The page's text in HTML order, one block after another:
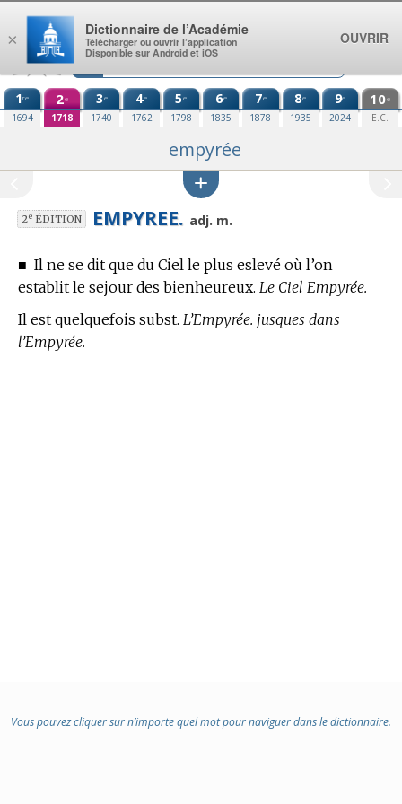
Aller au contenu
1re
1694
2e
1718
3e
1740
4e
1762
5e
1798
6e
1835
7e
1878
8e
1935
9e
2024
10e
E.C.
empyrée
2eÉDITION EMPYREE. adj. m.
■ Il ne se dit que du Ciel le plus eslevé où l’on
establit le sejour des bienheureux. Le Ciel Empyrée.
Il est quelquefois subst. L’Empyrée. jusques dans
l’Empyrée.
Vous pouvez cliquer sur n’importe quel mot pour naviguer dans le dictionnaire.
×
Dictionnaire de l’Académie
Télécharger ou ouvrir l’application
Disponible sur Android et iOS
OUVRIR